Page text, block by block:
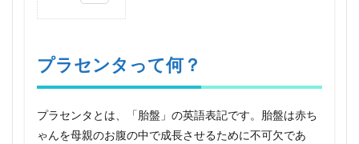
タっ
て
何？
2
プラセンタって何？
プラセンタとは、「胎盤」の英語表記です。胎盤は赤ち
ゃんを母親のお腹の中で成長させるために不可欠であ